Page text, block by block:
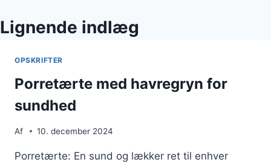
Lignende indlæg
OPSKRIFTER
Porretærte med havregryn for
sundhed
Af 10. december 2024
Porretærte: En sund og lækker ret til enhver